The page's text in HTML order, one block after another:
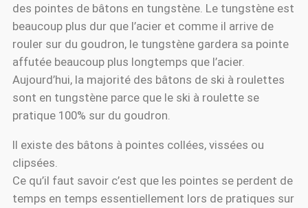
des pointes de bâtons en tungstène. Le tungstène est
beaucoup plus dur que l’acier et comme il arrive de
rouler sur du goudron, le tungstène gardera sa pointe
affutée beaucoup plus longtemps que l’acier.
Aujourd’hui, la majorité des bâtons de ski à roulettes
sont en tungstène parce que le ski à roulette se
pratique 100% sur du goudron.
Il existe des bâtons à pointes collées, vissées ou
clipsées.
Ce qu’il faut savoir c’est que les pointes se perdent de
temps en temps essentiellement lors de pratiques sur